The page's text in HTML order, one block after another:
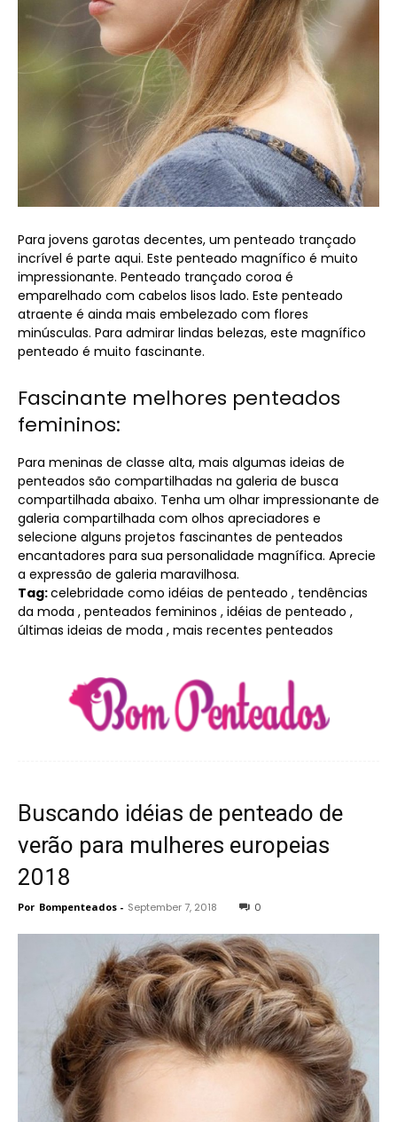
Para jovens garotas decentes, um penteado trançado
incrível é parte aqui. Este penteado magnífico é muito
impressionante. Penteado trançado coroa é
emparelhado com cabelos lisos lado. Este penteado
atraente é ainda mais embelezado com flores
minúsculas. Para admirar lindas belezas, este magnífico
penteado é muito fascinante.
Fascinante melhores penteados
femininos:
Para meninas de classe alta, mais algumas ideias de
penteados são compartilhadas na galeria de busca
compartilhada abaixo. Tenha um olhar impressionante de
galeria compartilhada com olhos apreciadores e
selecione alguns projetos fascinantes de penteados
encantadores para sua personalidade magnífica. Aprecie
a expressão de galeria maravilhosa.
Tag:celebridade como idéias de penteado , tendências
da moda , penteados femininos , idéias de penteado ,
últimas ideias de moda , mais recentes penteados
Buscando idéias de penteado de
verão para mulheres europeias
2018
Por Bompenteados - September 7, 2018 0